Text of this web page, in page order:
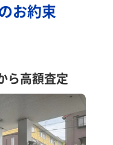
お約束
ら高額査定